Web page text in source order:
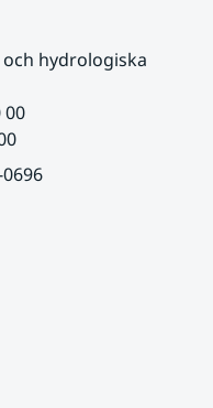
hydrologiska
00